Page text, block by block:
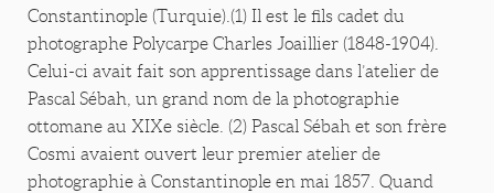
Constantinople (Turquie).(1) Il est le fils cadet du
photographe Polycarpe Charles Joaillier (1848-1904).
Celui-ci avait fait son apprentissage dans l’atelier de
Pascal Sébah, un grand nom de la photographie
ottomane au XIXe siècle. (2) Pascal Sébah et son frère
Cosmi avaient ouvert leur premier atelier de
photographie à Constantinople en mai 1857. Quand